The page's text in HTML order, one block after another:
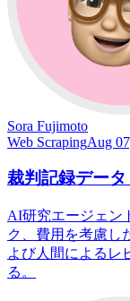
Sora Fujimoto
Web ScrapingAug
裁判記録デー
AI研究エージェン
ク、費用を考慮し
よび人間によるレ
る。